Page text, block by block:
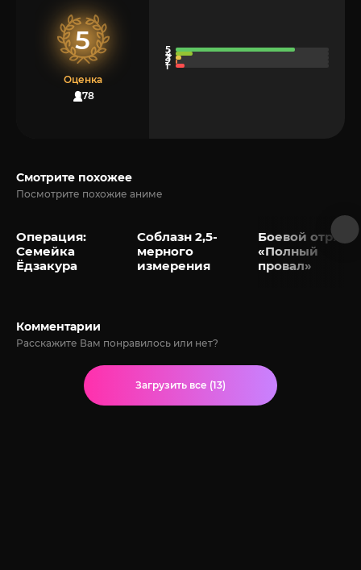
5
Оценка
178
Смотрите похожее
Посмотрите похожие аниме
Операция:
Семейка
Ёдзакура
Соблазн 2,5-
мерного
измерения
Боевой отряд
«Полный
провал»
Комментарии
Расскажите Вам понравилось или нет?
Загрузить все (13)